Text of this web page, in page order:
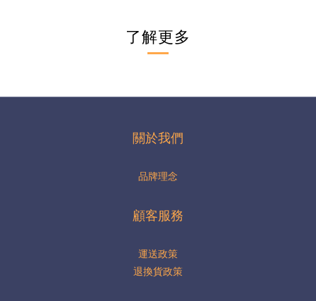
了解更多
關於我們
品牌理念
顧客服務
運送政策
退換貨政策